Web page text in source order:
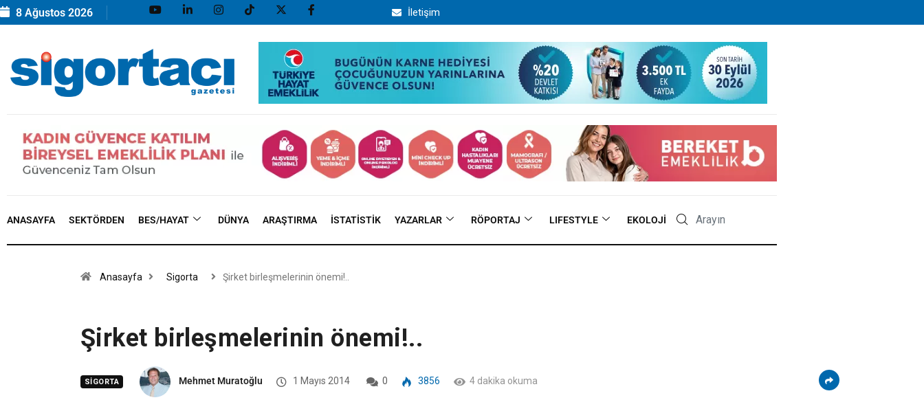
8 Ağustos 2026 İletişim
ANASAYFA SEKTÖRDEN BES/HAYAT DÜNYA ARAŞTIRMA İSTATISTIK YAZARLAR RÖPORTAJ LIFESTYLE EKOLOJI
Anasayfa Sigorta Şirket birleşmelerinin önemi!..
Şirket birleşmelerinin önemi!..
SIGORTA Mehmet Muratoğlu 1 Mayıs 2014 0 3856 4 dakika okuma